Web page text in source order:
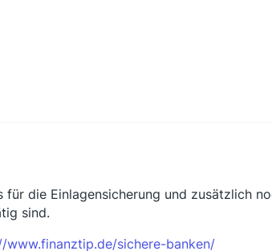
die Einlagensicherung und zusätzlich
sind.
www.finanztip.de/sichere-banken/